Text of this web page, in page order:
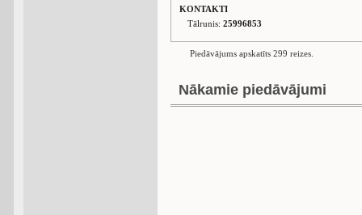
KONTAKTI
Tālrunis: 25996853
Piedāvājums apskatīts 299 reizes.
Nākamie piedāvājumi